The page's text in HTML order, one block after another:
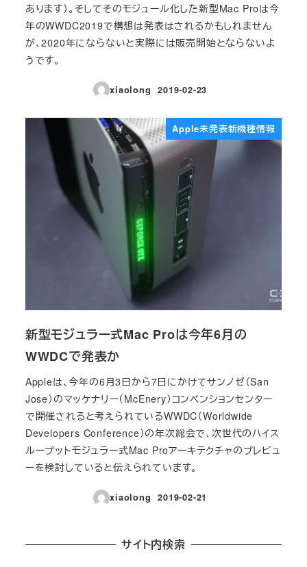
あります）。そしてそのモジュール化した新型Mac Proは今
年のWWDC2019で構想は発表はされるかもしれません
が、2020年にならないと実際には販売開始とならないよ
うです。
xiaolong
投稿日
2019-02-23
Apple未発表新機種情報
新型モジュラー式Mac Proは今年6月の
WWDCで発表か
Appleは、今年の6月3日から7日にかけてサンノゼ（San
Jose）のマッケナリー（McEnery）コンベンションセンター
で開催されると考えられているWWDC（Worldwide
Developers Conference）の年次総会で、次世代のハイス
ループットモジュラー式Mac Proアーキテクチャのプレビュ
ーを検討していると伝えられています。
xiaolong
投稿日
2019-02-21
サイト内検索